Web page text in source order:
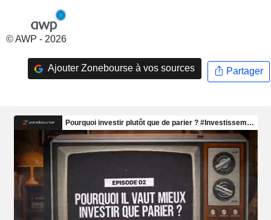
© AWP - 2026
Ajouter Zonebourse à vos sources Partager